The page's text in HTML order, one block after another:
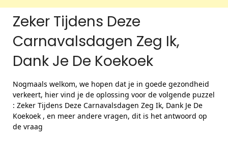
Zeker Tijdens Deze
Carnavalsdagen Zeg Ik,
Dank Je De Koekoek
Nogmaals welkom, we hopen dat je in goede gezondheid
verkeert, hier vind je de oplossing voor de volgende puzzel
: Zeker Tijdens Deze Carnavalsdagen Zeg Ik, Dank Je De
Koekoek , en meer andere vragen, dit is het antwoord op
de vraag